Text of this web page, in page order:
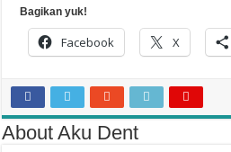
Bagikan yuk!
Facebook X
About Aku Dent